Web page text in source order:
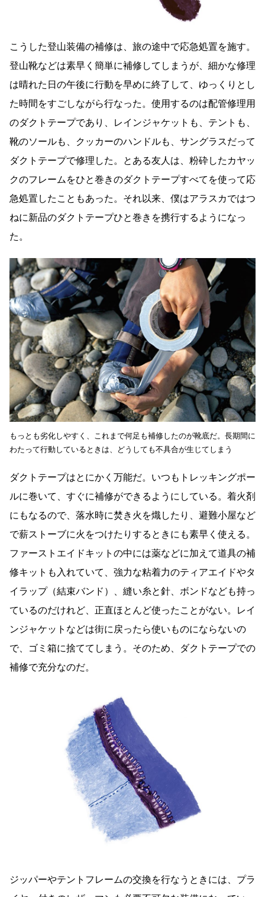
こうした登山装備の補修は、旅の途中で応急処置を施す。
登山靴などは素早く簡単に補修してしまうが、細かな修理
は晴れた日の午後に行動を早めに終了して、ゆっくりとし
た時間をすごしながら行なった。使用するのは配管修理用
のダクトテープであり、レインジャケットも、テントも、
靴のソールも、クッカーのハンドルも、サングラスだって
ダクトテープで修理した。とある友人は、粉砕したカヤッ
クのフレームをひと巻きのダクトテープすべてを使って応
急処置したこともあった。それ以来、僕はアラスカではつ
ねに新品のダクトテープひと巻きを携行するようになっ
た。
もっとも劣化しやすく、これまで何足も補修したのが靴底だ。長期間に
わたって行動しているときは、どうしても不具合が生じてしまう
ダクトテープはとにかく万能だ。いつもトレッキングポー
ルに巻いて、すぐに補修ができるようにしている。着火剤
にもなるので、落水時に焚き火を熾したり、避難小屋など
で薪ストーブに火をつけたりするときにも素早く使える。
ファーストエイドキットの中には薬などに加えて道具の補
修キットも入れていて、強力な粘着力のティアエイドやタ
イラップ（結束バンド）、縫い糸と針、ボンドなども持っ
ているのだけれど、正直ほとんど使ったことがない。レイ
ンジャケットなどは街に戻ったら使いものにならないの
で、ゴミ箱に捨ててしまう。そのため、ダクトテープでの
補修で充分なのだ。
ジッパーやテントフレームの交換を行なうときには、プラ